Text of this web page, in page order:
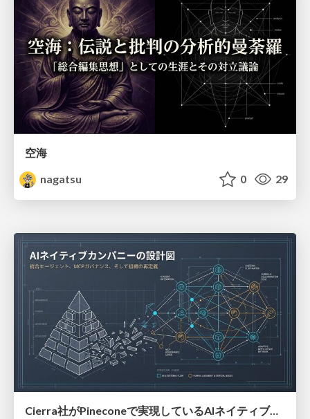
空海
nagatsu
0 29
Cierra社がPineconeで実現しているAIネイティブカンパニーの設計図